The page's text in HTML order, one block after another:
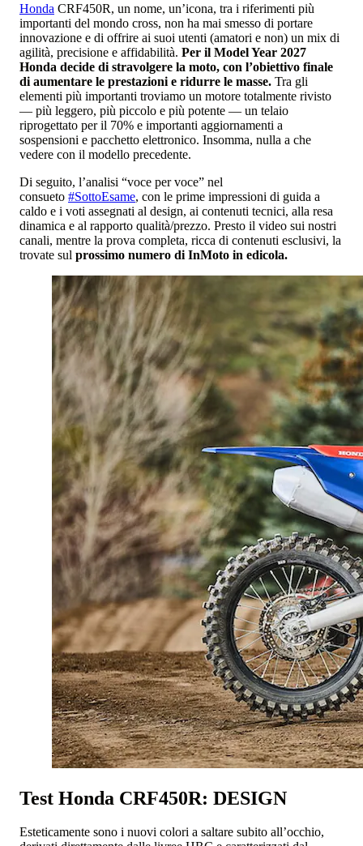
Honda CRF450R, un nome, un’icona, tra i riferimenti più
importanti del mondo cross, non ha mai smesso di portare
innovazione e di offrire ai suoi utenti (amatori e non) un mix di
agilità, precisione e affidabilità. Per il Model Year 2027
Honda decide di stravolgere la moto, con l’obiettivo finale
di aumentare le prestazioni e ridurre le masse. Tra gli
elementi più importanti troviamo un motore totalmente rivisto
— più leggero, più piccolo e più potente — un telaio
riprogettato per il 70% e importanti aggiornamenti a
sospensioni e pacchetto elettronico. Insomma, nulla a che
vedere con il modello precedente.
Di seguito, l’analisi “voce per voce” nel
consueto #SottoEsame, con le prime impressioni di guida a
caldo e i voti assegnati al design, ai contenuti tecnici, alla resa
dinamica e al rapporto qualità/prezzo. Presto il video sui nostri
canali, mentre la prova completa, ricca di contenuti esclusivi, la
trovate sul prossimo numero di InMoto in edicola.
Test Honda CRF450R: DESIGN
Esteticamente sono i nuovi colori a saltare subito all’occhio,